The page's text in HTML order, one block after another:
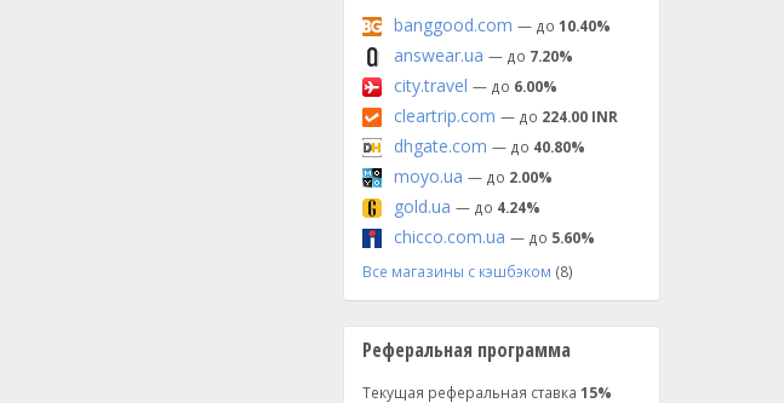
banggood.com — до 10.40%
answear.ua — до 7.20%
city.travel — до 6.00%
cleartrip.com — до 224.00 INR
dhgate.com — до 40.80%
moyo.ua — до 2.00%
gold.ua — до 4.24%
chicco.com.ua — до 5.60%
Все магазины с кэшбэком (8)
Реферальная программа
Текущая реферальная ставка 15%